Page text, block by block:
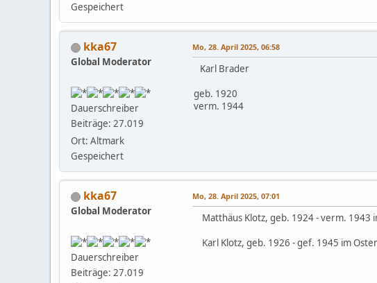
Gespeichert
kka67
Global Moderator
Dauerschreiber
Beiträge: 27.019
Ort: Altmark
Gespeichert
Mo, 28. April 2025, 06:58
Karl Brader
geb. 1920
verm. 1944
kka67
Global Moderator
Dauerschreiber
Beiträge: 27.019
Mo, 28. April 2025, 07:01
Matthäus Klotz, geb. 1924 - verm. 1943
Karl Klotz, geb. 1926 - gef. 1945 im